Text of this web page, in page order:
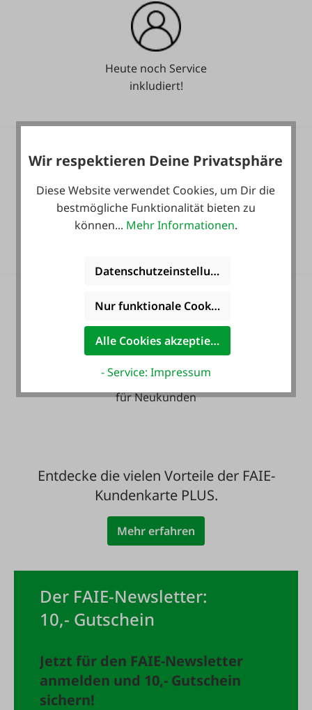
Heute noch Service
inkludiert!
36 Monate
Langzeit-Garantie.
mit Rechnung - auch
für Neukunden
Entdecke die vielen Vorteile der FAIE-
Kundenkarte PLUS.
Mehr erfahren
Der FAIE-Newsletter:
10,- Gutschein
Jetzt für den FAIE-Newsletter
anmelden und 10,- Gutschein
sichern!
Wir respektieren Deine Privatsphäre
Diese Website verwendet Cookies, um Dir die
bestmögliche Funktionalität bieten zu
können... Mehr Informationen.
Datenschutzeinstellungen
Nur funktionale Cookies akzeptieren
Alle Cookies akzeptieren
- Service: Impressum